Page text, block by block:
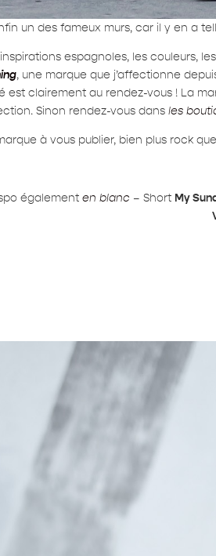
un des fameux murs, car il y en a
espagnoles, les couleurs,
, une marque que j’affectionne
clairement au rendez-vous ! La
Sinon rendez-vous dans les
à vous publier, bien plus rock
également en blanc – Short My